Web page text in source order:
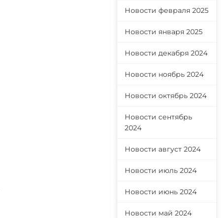
Новости февраля 2025
Новости января 2025
Новости декабря 2024
Новости ноябрь 2024
Новости октябрь 2024
Новости сентябрь
2024
Новости август 2024
Новости июль 2024
Новости июнь 2024
Новости май 2024